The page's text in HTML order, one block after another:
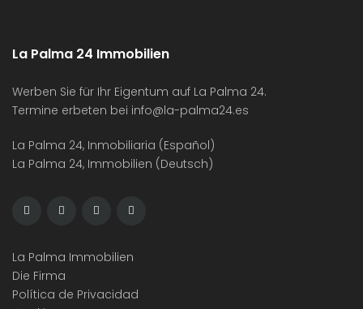
La Palma 24 Immobilien
Werben Sie für Ihr Eigentum auf La Palma 24.
Termine erbeten bei info@la-palma24.es
La Palma 24, Inmobiliaria (Español)
La Palma 24, Immobilien (Deutsch)
La Palma Immobilien
Die Firma
Política de Privacidad